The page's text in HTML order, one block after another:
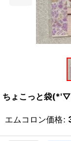
ちょこっと袋
エムコロン価格: